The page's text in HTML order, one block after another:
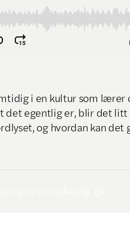
i en kultur som lærer
det egentlig er, blir det
og hvordan kan det